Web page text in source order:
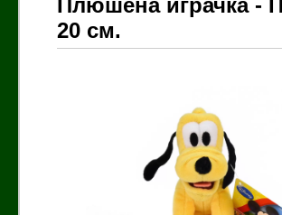
Плюшена играчка -
20 см.